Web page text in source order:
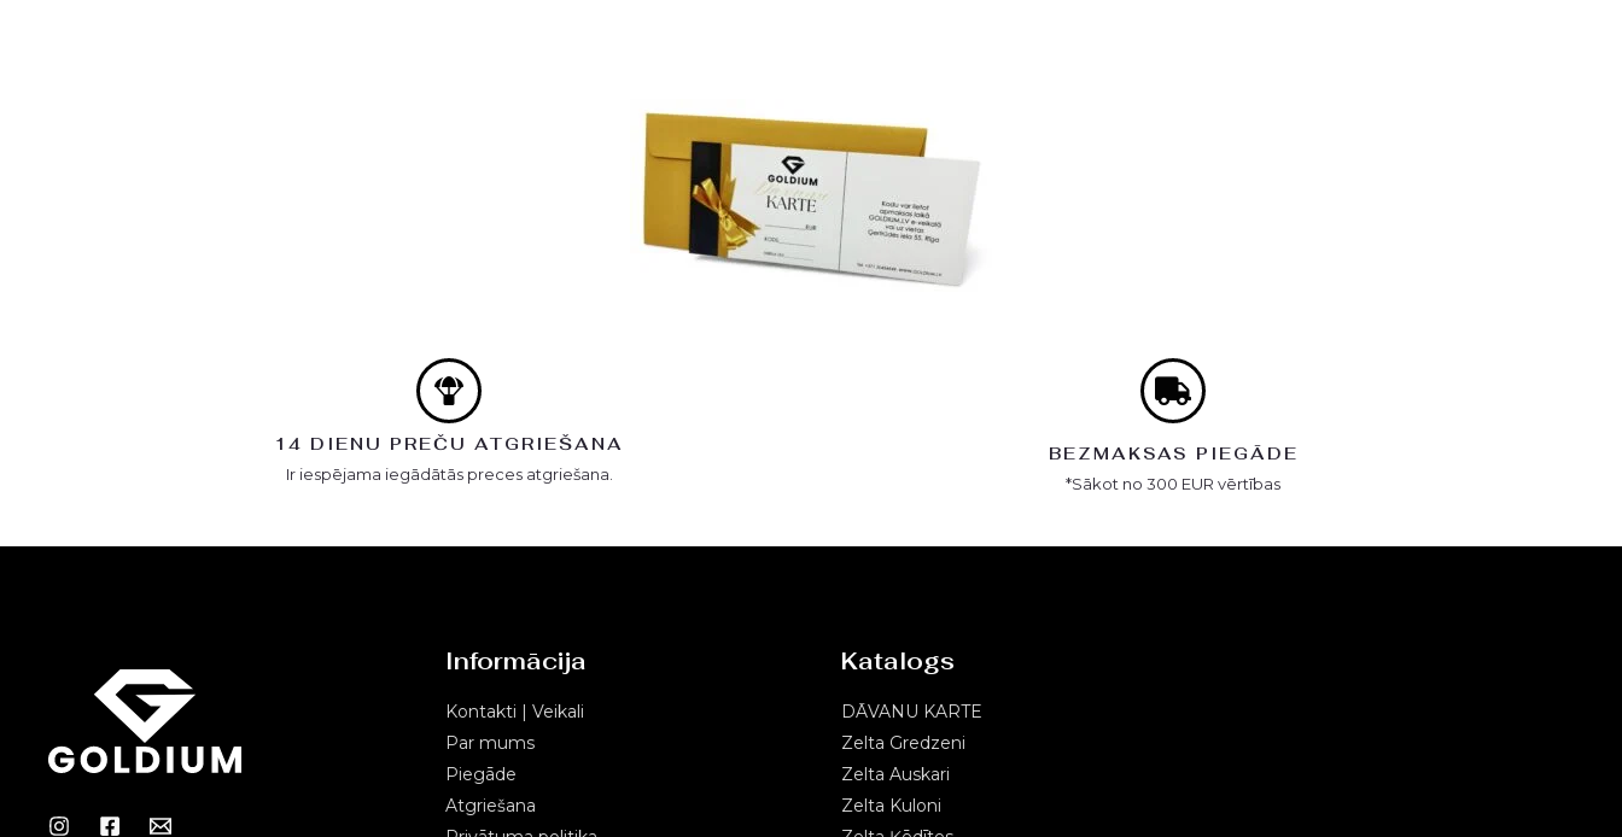
14 DIENU PREČU ATGRIEŠANA
Ir iespējama iegādātās preces atgriešana.
BEZMAKSAS PIEGĀDE
*Sākot no 300 EUR vērtības
Informācija
Kontakti | Veikali
Par mums
Piegāde
Atgriešana
Katalogs
DĀVANU KARTE
Zelta Gredzeni
Zelta Auskari
Zelta Kuloni